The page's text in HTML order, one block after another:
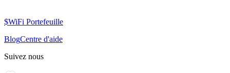
$WiFi Portefeuille
BlogCentre d'aide
Suivez nous